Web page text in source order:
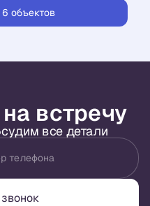
объектов
встречу
все детали
телефона